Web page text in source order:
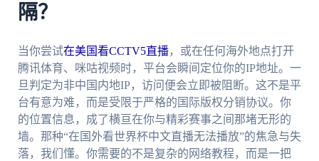
隔？
当你尝试在美国看CCTV5直播，或在任何海外地点打开
腾讯体育、咪咕视频时，平台会瞬间定位你的IP地址。一
旦判定为非中国内地IP，访问便会立即被阻断。这不是平
台有意为难，而是受限于严格的国际版权分销协议。你
的位置信息，成了横亘在你与精彩赛事之间那堵无形的
墙。那种“在国外看世界杯中文直播无法播放”的焦急与失
落，我们懂。你需要的不是复杂的网络教程，而是一把